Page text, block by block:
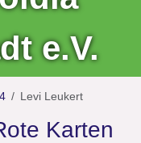
e.V.
Levi Leukert
Karten